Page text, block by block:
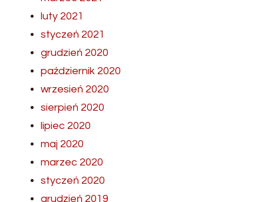
luty 2021
styczeń 2021
grudzień 2020
październik 2020
wrzesień 2020
sierpień 2020
lipiec 2020
maj 2020
marzec 2020
styczeń 2020
grudzień 2019